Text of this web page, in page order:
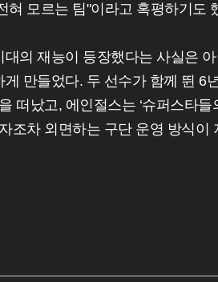
혀 모르는 팀"이라고 혹평하기도
의 재능이 등장했다는 사실은
만들었다. 두 선수가 함께 뛴 6
떠났고, 에인절스는 ‘슈퍼스타들
조차 외면하는 구단 운영 방식이